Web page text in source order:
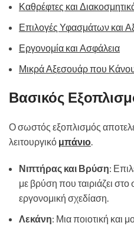
Καθρέφτες και
Επιλογές Υφασμάτων και
Εργονομία και Ασφάλεια
Μικρά Αξεσουάρ που
Βασικός
Ο σωστός εξοπλισμός
λειτουργικό μπάνιο.
Νιπτήρας και Βρύση:
με βρύση που ταιριάζει στο
εργονομική σχεδίαση.
Λεκάνη: Μια ποιοτική και